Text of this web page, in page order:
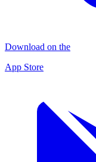
Download on the
App Store